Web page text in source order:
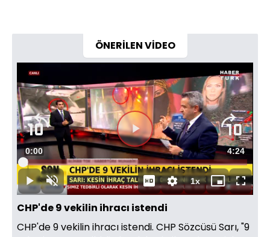
ÖNERİLEN VİDEO
Videoyu
Oynat
OynatSesi
Aç
Süre
0:00 Toplam
Süre
4:24
Yüklendi:
2.25%
1xOynatma
Hızı
Mini
oynatıcı
Tam
Ekran
CHP'de 9 vekilin ihracı istendi
CHP'de 9 vekilin ihracı istendi. CHP Sözcüsü Sarı, "9